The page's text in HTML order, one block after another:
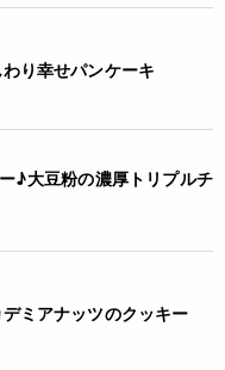
り幸せパンケーキ
♪大豆粉の濃厚トリプルチ
ミアナッツのクッキー